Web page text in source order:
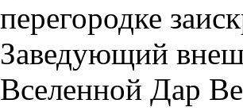
перегородке
Заведующий
Вселенной Дар